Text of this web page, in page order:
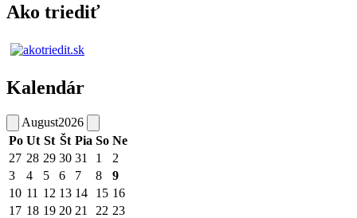
Ako triediť
Kalendár
August2026
Po Ut St Št Pia So Ne
27 28 29 30 31 1
2
3
4 5 6 7 8
9
10 11 12 13 14 15 16
17 18 19 20 21 22 23